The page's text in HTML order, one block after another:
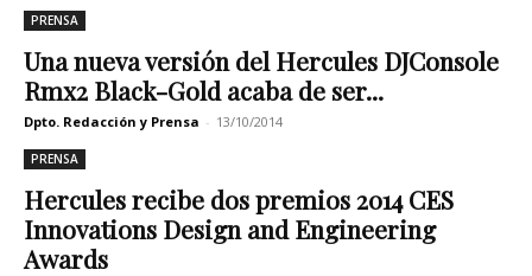
PRENSA
Una nueva versión del Hercules DJConsole
Rmx2 Black-Gold acaba de ser...
Dpto. Redacción y Prensa - 13/10/2014
PRENSA
Hercules recibe dos premios 2014 CES
Innovations Design and Engineering
Awards